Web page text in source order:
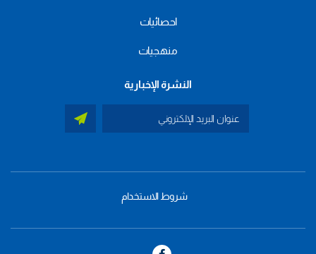
احصائيات
منهجيات
النشرة الإخبارية
footer
شروط الاستخدام